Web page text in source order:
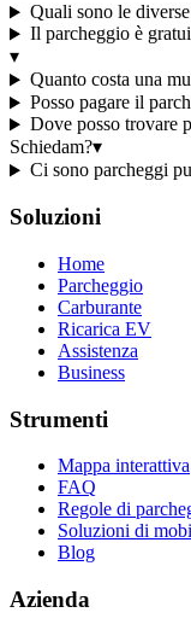
Quali sono le
Il parcheggio è
▾
Quanto costa una
Posso pagare il
Dove posso trovare
Schiedam?▾
Ci sono parcheggi
Soluzioni
Home
Parcheggio
Carburante
Ricarica EV
Assistenza
Business
Strumenti
Mappa interattiva
FAQ
Regole di
Soluzioni di
Blog
Azienda